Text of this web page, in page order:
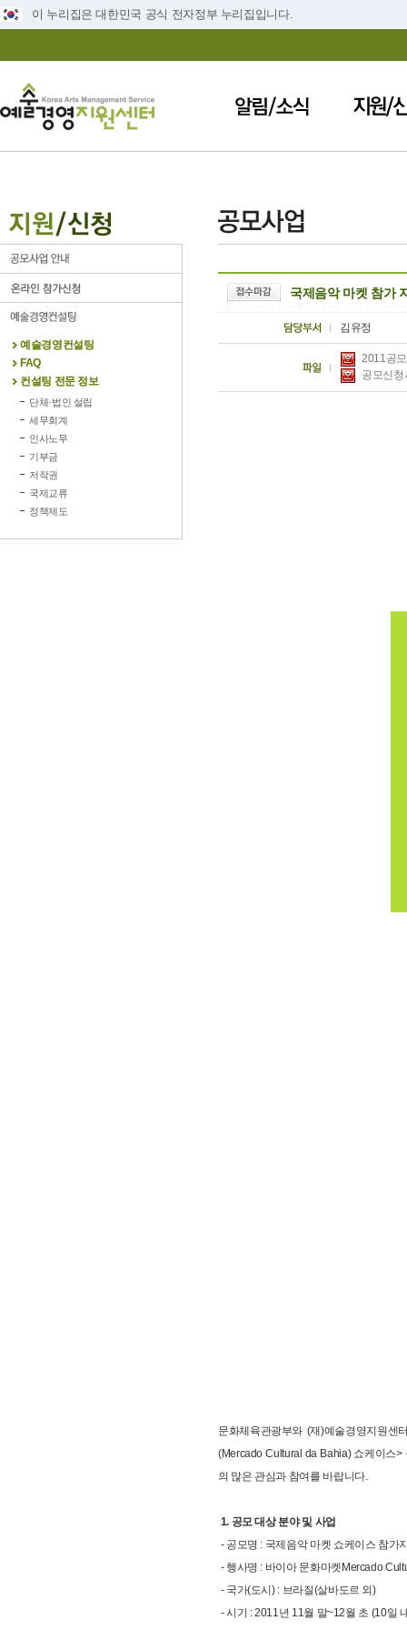
이 누리집은 대한민국 공식 전자정부 누리집입니다.
예술경영컨설팅
FAQ
컨설팅 전문 정보
단체·법인 설립
세무회계
인사노무
기부금
저작권
국제교류
정책제도
국제음악 마켓 참가
김유정
2011공
공모신
문화체육관광부와 (재)예술경영지원
(Mercado Cultural da Bahia) 쇼케이스
의 많은 관심과 참여를 바랍니다.
1. 공모 대상 분야 및 사업
- 공모명 : 국제음악 마켓 쇼케이스 참가
- 행사명 : 바이아 문화마켓Mercado
- 국가(도시) : 브라질(살바도르 외)
- 시기 : 2011년 11월 말~12월 초 (10일